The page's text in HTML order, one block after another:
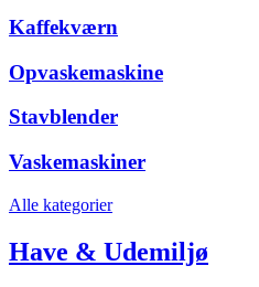
Kaffekværn
Opvaskemaskine
Stavblender
Vaskemaskiner
Alle kategorier
Have & Udemiljø